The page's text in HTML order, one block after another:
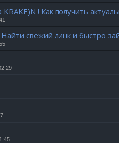
! Как получить
свежий линк и быстро